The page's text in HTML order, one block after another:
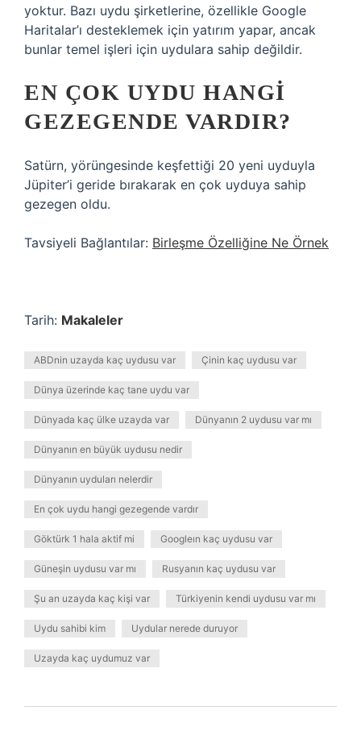
yoktur. Bazı uydu şirketlerine, özellikle Google
Haritalar’ı desteklemek için yatırım yapar, ancak
bunlar temel işleri için uydulara sahip değildir.
EN ÇOK UYDU HANGI
GEZEGENDE VARDIR?
Satürn, yörüngesinde keşfettiği 20 yeni uyduyla
Jüpiter’i geride bırakarak en çok uyduya sahip
gezegen oldu.
Tavsiyeli Bağlantılar: Birleşme Özelliğine Ne Örnek
Tarih: Makaleler
ABDnin uzayda kaç uydusu var Çinin kaç uydusu var
Dünya üzerinde kaç tane uydu var
Dünyada kaç ülke uzayda var Dünyanın 2 uydusu var mı
Dünyanın en büyük uydusu nedir
Dünyanın uyduları nelerdir
En çok uydu hangi gezegende vardır
Göktürk 1 hala aktif mi Googleın kaç uydusu var
Güneşin uydusu var mı Rusyanın kaç uydusu var
Şu an uzayda kaç kişi var Türkiyenin kendi uydusu var mı
Uydu sahibi kim Uydular nerede duruyor
Uzayda kaç uydumuz var